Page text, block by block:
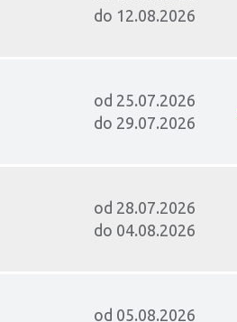
do 12.08.2026
od 25.07.2026
do 29.07.2026
od 28.07.2026
do 04.08.2026
od 05.08.2026